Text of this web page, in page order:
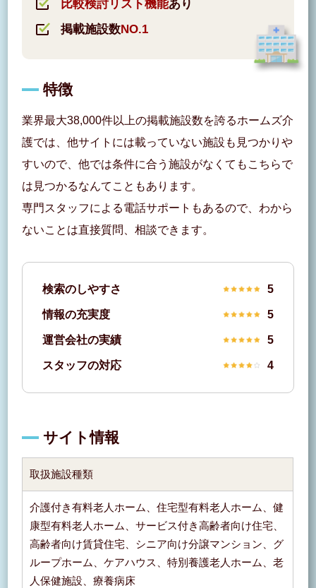
比較検討リスト機能あり
掲載施設数NO.1
特徴
業界最大38,000件以上の掲載施設数を誇るホームズ介
護では、他サイトには載っていない施設も見つかりや
すいので、他では条件に合う施設がなくてもこちらで
は見つかるなんてこともあります。
専門スタッフによる電話サポートもあるので、わから
ないことは直接質問、相談できます。
検索のしやすさ 5
情報の充実度 5
運営会社の実績 5
スタッフの対応 4
サイト情報
取扱施設種類
介護付き有料老人ホーム、住宅型有料老人ホーム、健
康型有料老人ホーム、サービス付き高齢者向け住宅、
高齢者向け賃貸住宅、シニア向け分譲マンション、グ
ループホーム、ケアハウス、特別養護老人ホーム、老
人保健施設、療養病床